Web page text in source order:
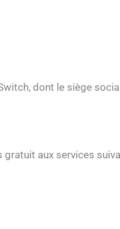
dont le siège
aux services